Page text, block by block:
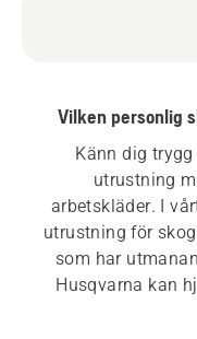
Vilken personlig
Känn dig
utrustning
arbetskläder. I
utrustning för
som har
Husqvarna kan